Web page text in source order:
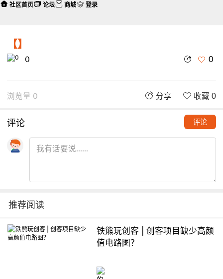
【】
0 0
浏览量 0 分享 收藏 0
评论 评论
推荐阅读
铁熊玩创客 | 创客项目缺少高颜
值电路图？
社区首页 论坛 商城 登录